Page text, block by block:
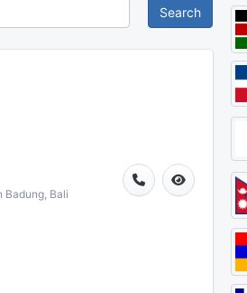
Search
Badung, Bali